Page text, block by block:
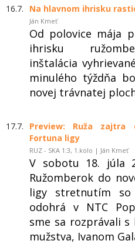
16.7. Na hlavnom ihrisku
Ján Kmeť
Od polovice mája
ihrisku
inštalácia
minulého týždňa
novej trávnatej
17.7.
Preview: Ruža zajtra
Fortuna ligy
RUZ - SKA 1:3, 1.kolo | Ján Kmeť
V sobotu 18. júla
Ružomberok do
ligy stretnutím so
odohrá v NTC
sme sa rozprávali
mužstva, Ivanom